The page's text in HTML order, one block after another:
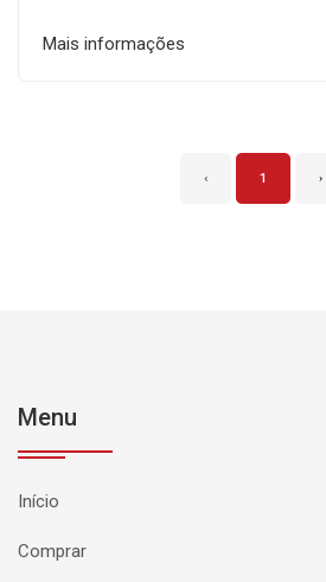
Mais informações
‹ 1 ›
Menu
Início
Comprar